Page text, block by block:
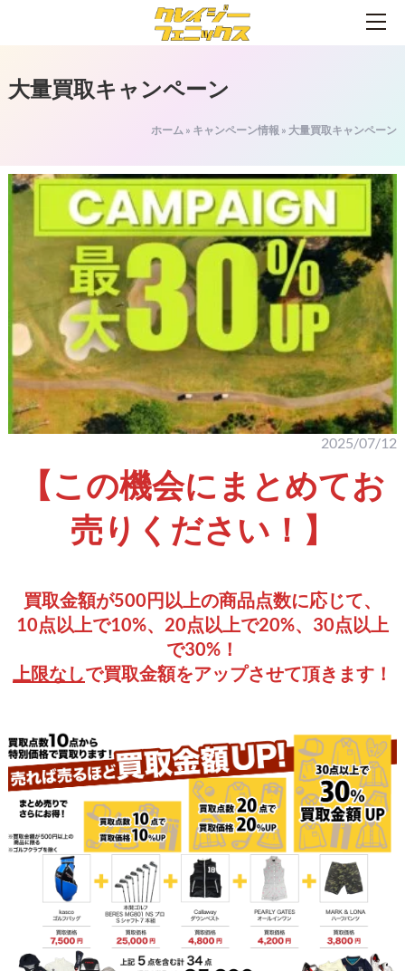
大量買取キャンペーン
ホーム » キャンペーン情報 » 大量買取キャンペーン
2025/07/12
【この機会にまとめてお
売りください！】
買取金額が500円以上の商品点数に応じて、
10点以上で10%、20点以上で20%、30点以上
で30%！
上限なしで買取金額をアップさせて頂きます！